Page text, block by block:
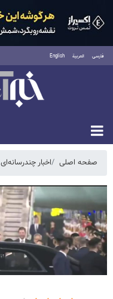
فارسی العربية English
جمعه ۱۶ مرداد ۱۴۰۵
صفحه اصلی اخبار چندرسانه‌ای